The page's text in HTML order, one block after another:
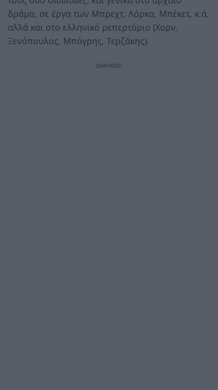
δράμα, σε έργα των Μπρεχτ, Λόρκα, Μπέκετ, κ.ά,
αλλά και στο ελληνικό ρεπερτόριο (Χορν,
Ξενόπουλος, Μπόγρης, Τερζάκης).